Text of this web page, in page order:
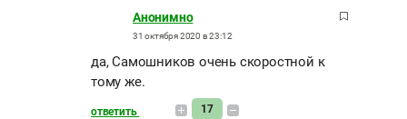
Анонимно
31 октября 2020 в 23:12
да, Самошников очень скоростной к
тому же.
ответить 17